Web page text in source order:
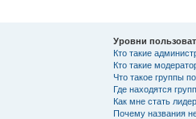
Уровни
Кто такие
Кто такие
Что такое группы
Где находятся
Как мне стать
Почему названия